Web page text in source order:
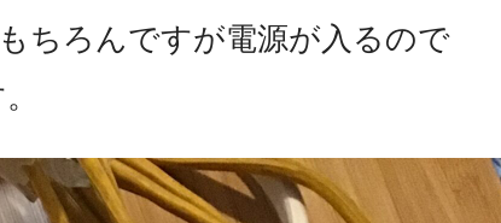
ちろんですが電源が入るので